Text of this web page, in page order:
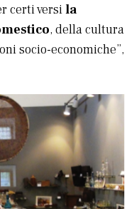
certi versila
, della cultura
socio-economiche”,